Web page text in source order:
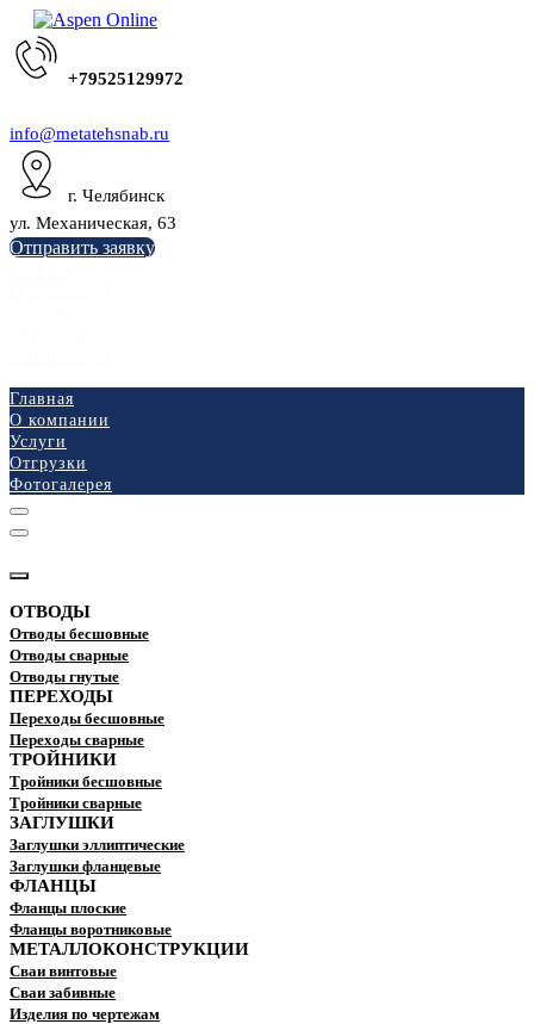
+79525129972
info@metatehsnab.ru
г. Челябинск
ул. Механическая, 63
Отправить заявку
Главная
О компании
Услуги
Отгрузки
Фотогалерея
ОТВОДЫ
Отводы бесшовные
Отводы сварные
Отводы гнутые
ПЕРЕХОДЫ
Переходы бесшовные
Переходы сварные
ТРОЙНИКИ
Тройники бесшовные
Тройники сварные
ЗАГЛУШКИ
Заглушки эллиптические
Заглушки фланцевые
ФЛАНЦЫ
Фланцы плоские
Фланцы воротниковые
МЕТАЛЛОКОНСТРУКЦИИ
Сваи винтовые
Сваи забивные
Изделия по чертежам